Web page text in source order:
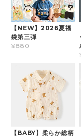
【NEW】2026夏福
袋第三弾
¥880
【BABY】柔らか総柄